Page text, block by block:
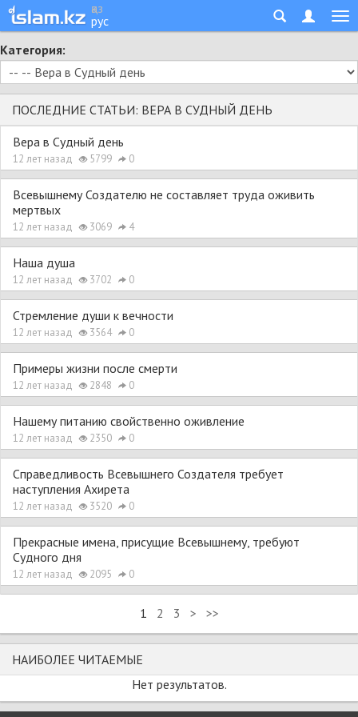
қаз
рус
Категория:
ПОСЛЕДНИЕ СТАТЬИ: ВЕРА В СУДНЫЙ ДЕНЬ
Вера в Судный день
12 лет назад 5799 0
Всевышнему Создателю не составляет труда оживить
мертвых
12 лет назад 3069 4
Наша душа
12 лет назад 3702 0
Стремление души к вечности
12 лет назад 3564 0
Примеры жизни после смерти
12 лет назад 2848 0
Нашему питанию свойственно оживление
12 лет назад 2350 0
Справедливость Всевышнего Создателя требует
наступления Ахирета
12 лет назад 3520 0
Прекрасные имена, присущие Всевышнему, требуют
Судного дня
12 лет назад 2095 0
1 2 3 > >>
НАИБОЛЕЕ ЧИТАЕМЫЕ
Нет результатов.